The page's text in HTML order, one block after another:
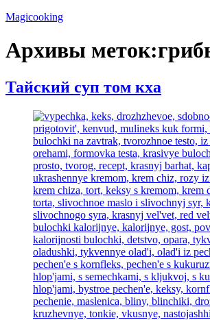
Перейти
содержимому
Magicooking
Архивы меток:
Тайский суп том кха